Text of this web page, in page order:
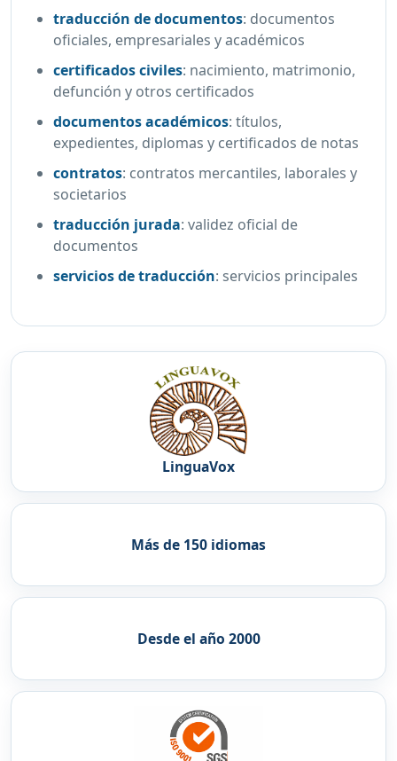
traducción de documentos: documentos
oficiales, empresariales y académicos
certificados civiles: nacimiento, matrimonio,
defunción y otros certificados
documentos académicos:títulos,
expedientes, diplomas y certificados de notas
contratos: contratos mercantiles, laborales y
societarios
traducción jurada:validez oficial de
documentos
servicios de traducción: servicios principales
LinguaVox
Más de 150 idiomas
Desde el año 2000